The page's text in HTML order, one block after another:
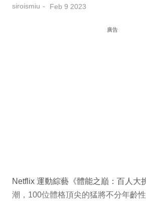
siroismiu Feb 9 2023
廣告
Netflix 運動綜藝《體能之巔：百人大
潮，100位體格頂尖的猛將不分年齡